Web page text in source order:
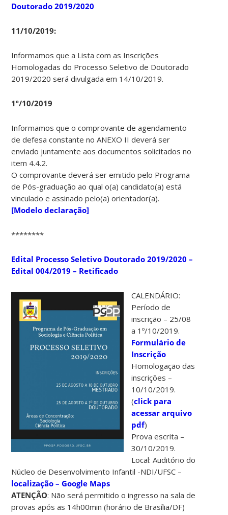
Doutorado 2019/2020
11/10/2019:
Informamos que a Lista com as Inscrições
Homologadas do Processo Seletivo de Doutorado
2019/2020 será divulgada em 14/10/2019.
1º/10/2019
Informamos que o comprovante de agendamento
de defesa constante no ANEXO II deverá ser
enviado juntamente aos documentos solicitados no
item 4.4.2.
O comprovante deverá ser emitido pelo Programa
de Pós-graduação ao qual o(a) candidato(a) está
vinculado e assinado pelo(a) orientador(a).
[Modelo declaração]
********
Edital Processo Seletivo Doutorado 2019/2020 –
Edital 004/2019 – Retificado
CALENDÁRIO:
Período de
inscrição – 25/08
a 1º/10/2019.
Formulário de
Inscrição
Homologação das
inscrições –
10/10/2019.
(click para
acessar arquivo
pdf)
Prova escrita –
30/10/2019.
Local: Auditório do
Núcleo de Desenvolvimento Infantil -NDI/UFSC –
localização – Google Maps
ATENÇÃO: Não será permitido o ingresso na sala de
provas após as 14h00min (horário de Brasília/DF)